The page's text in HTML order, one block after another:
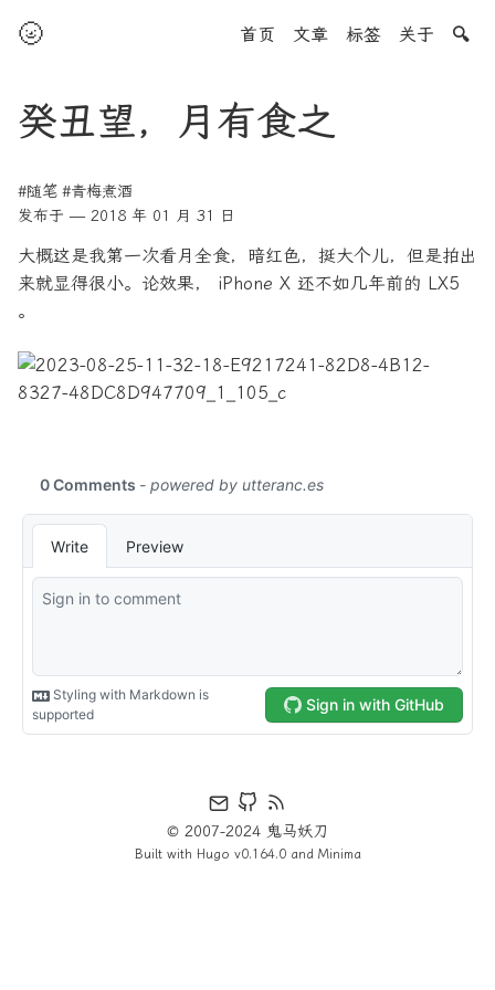
🌝 首页 文章 标签 关于 🔍
癸丑望，月有食之
#随笔 #青梅煮酒
发布于 — 2018 年 01 月 31 日
大概这是我第一次看月全食，暗红色，挺大个儿，但是拍出
来就显得很小。论效果， iPhone X 还不如几年前的 LX5
。
© 2007-2024 鬼马妖刀
Built with Hugo v0.164.0 and Minima